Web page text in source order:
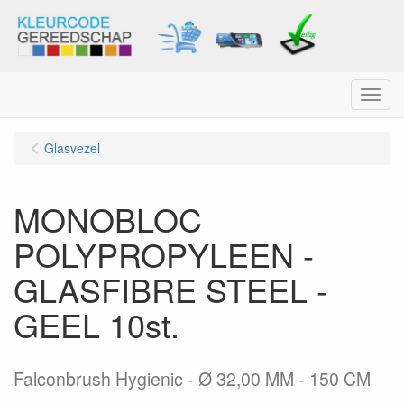
Menu
Glasvezel
MONOBLOC
POLYPROPYLEEN -
GLASFIBRE STEEL -
GEEL 10st.
Falconbrush Hygienic - Ø 32,00 MM - 150 CM